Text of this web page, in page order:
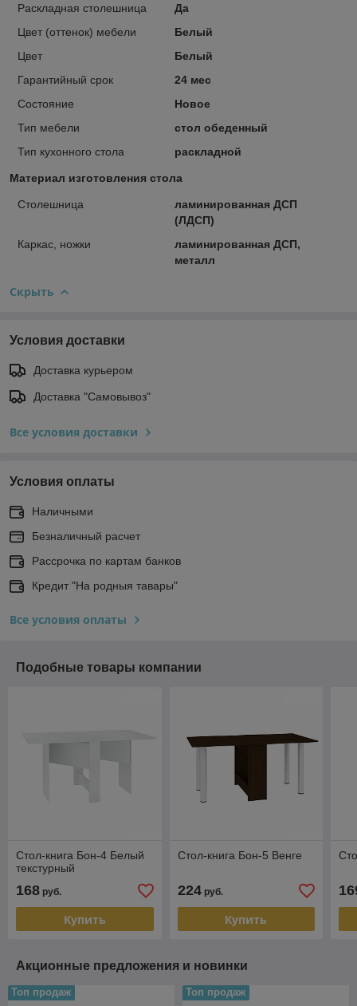
Раскладная столешница
Да
Цвет (оттенок) мебели
Белый
Цвет
Белый
Гарантийный срок
24 мес
Состояние
Новое
Тип мебели
стол обеденный
Тип кухонного стола
раскладной
Материал изготовления стола
Столешница
ламинированная ДСП
(ЛДСП)
Каркас, ножки
ламинированная ДСП,
металл
Скрыть
Условия доставки
Доставка курьером
Доставка "Самовывоз"
Все условия доставки
Условия оплаты
Наличными
Безналичный расчет
Рассрочка по картам банков
Кредит "На родныя тавары"
Все условия оплаты
Подобные товары компании
Стол-книга Бон-4 Белый
текстурный
168 руб.
Купить
Стол-книга Бон-5 Венге
224руб.
Купить
Акционные предложения и новинки
Топ продаж Топ продаж